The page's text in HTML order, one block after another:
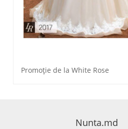
Promoție de la White Rose
Nunta.md